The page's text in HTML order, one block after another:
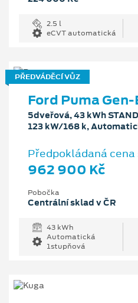
2.5 l
eCVT automatická
PŘEDVÁDĚCÍ VŮZ
Ford Puma
5dveřová, 43 kWh
123 kW/168 k,
Předpokládaná cena
962 900 Kč
Pobočka
Centrální sklad v ČR
43 kWh
Automatická
1stupňová